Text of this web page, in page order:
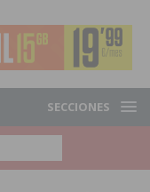
SECCIONES